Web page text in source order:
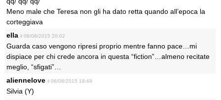
Meno male che Teresa non gli ha dato retta quando all’epoca la
corteggiava
ella il 08/08/2015 20:02
Guarda caso vengono ripresi proprio mentre fanno pace…mi
dispiace per chi crede ancora in questa “fiction”…almeno recitate
meglio, “sfigati”…
aliennelove il 08/08/2015 19:49
Silvia (Y)